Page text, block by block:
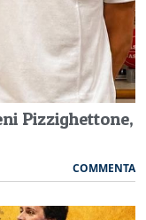
Pizzighettone,
COMMENTA